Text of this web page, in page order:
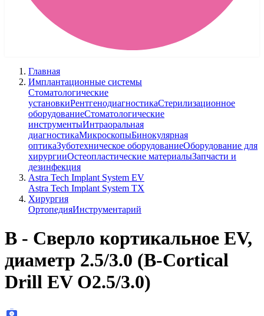
Главная
Имплантационные системы
Стоматологические
установкиРентгенодиагностикаСтерилизационное
оборудованиеСтоматологические
инструментыИнтраоральная
диагностикаМикроскопыБинокулярная
оптикаЗуботехническое оборудованиеОборудование для
хирургииОстеопластические материалыЗапчасти и
дезинфекция
Astra Tech Implant System EV
Astra Tech Implant System TX
Хирургия
ОртопедияИнструментарий
B - Сверло кортикальное EV,
диаметр 2.5/3.0 (B-Cortical
Drill EV O2.5/3.0)